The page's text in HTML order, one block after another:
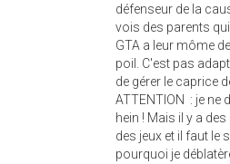
défenseur de la
vois des parents
GTA a leur môme
poil. C'est pas
de gérer le caprice
ATTENTION : je ne
hein ! Mais il y a
des jeux et il faut le
pourquoi je